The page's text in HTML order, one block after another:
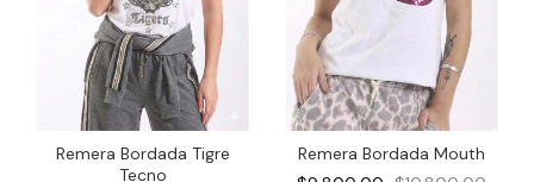
Remera Bordada Tigre
Tecno
Remera Bordada Mouth